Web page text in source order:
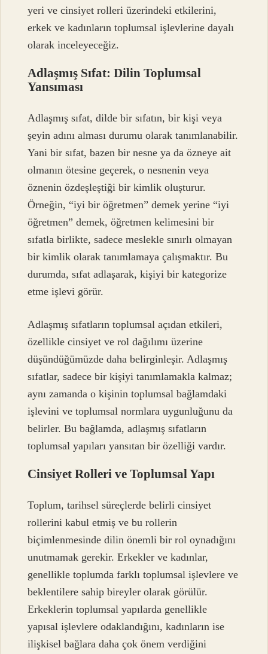
yeri ve cinsiyet rolleri üzerindeki etkilerini,
erkek ve kadınların toplumsal işlevlerine dayalı
olarak inceleyeceğiz.
Adlaşmış Sıfat: Dilin Toplumsal
Yansıması
Adlaşmış sıfat, dilde bir sıfatın, bir kişi veya
şeyin adını alması durumu olarak tanımlanabilir.
Yani bir sıfat, bazen bir nesne ya da özneye ait
olmanın ötesine geçerek, o nesnenin veya
öznenin özdeşleştiği bir kimlik oluşturur.
Örneğin, “iyi bir öğretmen” demek yerine “iyi
öğretmen” demek, öğretmen kelimesini bir
sıfatla birlikte, sadece meslekle sınırlı olmayan
bir kimlik olarak tanımlamaya çalışmaktır. Bu
durumda, sıfat adlaşarak, kişiyi bir kategorize
etme işlevi görür.
Adlaşmış sıfatların toplumsal açıdan etkileri,
özellikle cinsiyet ve rol dağılımı üzerine
düşündüğümüzde daha belirginleşir. Adlaşmış
sıfatlar, sadece bir kişiyi tanımlamakla kalmaz;
aynı zamanda o kişinin toplumsal bağlamdaki
işlevini ve toplumsal normlara uygunluğunu da
belirler. Bu bağlamda, adlaşmış sıfatların
toplumsal yapıları yansıtan bir özelliği vardır.
Cinsiyet Rolleri ve Toplumsal Yapı
Toplum, tarihsel süreçlerde belirli cinsiyet
rollerini kabul etmiş ve bu rollerin
biçimlenmesinde dilin önemli bir rol oynadığını
unutmamak gerekir. Erkekler ve kadınlar,
genellikle toplumda farklı toplumsal işlevlere ve
beklentilere sahip bireyler olarak görülür.
Erkeklerin toplumsal yapılarda genellikle
yapısal işlevlere odaklandığını, kadınların ise
ilişkisel bağlara daha çok önem verdiğini